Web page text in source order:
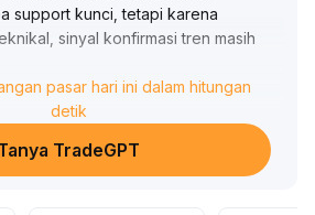
support kunci, tetapi karena
sinyal konfirmasi tren masih
tetap berhati-hati dan menjaga
benar-benar menembus level
konfirmasi volume transaksi dan
memperkuat manajemen stop
pasar hari ini dalam hitungan
detik
TradeGPT